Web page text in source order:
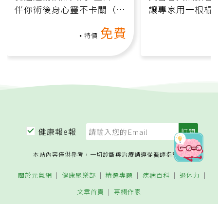
乳癌運動訓練入門4堂課 -
上影音課）
特價 免費
失智者與照顧
讓專家用一根
何逆轉退化大腦
課）